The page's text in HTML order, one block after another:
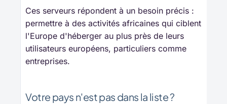
Ces serveurs répondent à un besoin précis :
permettre à des activités africaines qui ciblent
l'Europe d'héberger au plus près de leurs
utilisateurs européens, particuliers comme
entreprises.
Votre pays n'est pas dans la liste ?